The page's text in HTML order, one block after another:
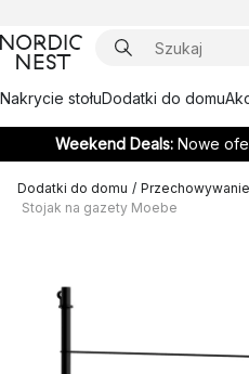
Nakrycie stołuDodatki do domu
Weekend Deals: Nowe
Dodatki do domu /
Stojak na gazety Moebe